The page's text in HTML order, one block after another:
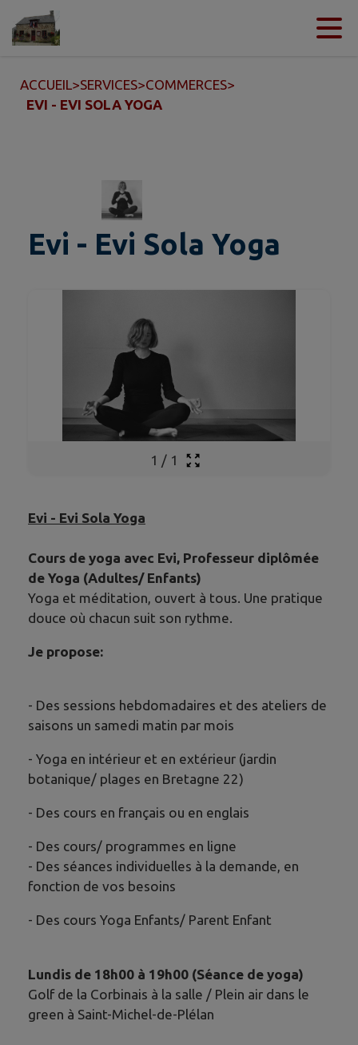
Contenu
ACCUEIL>SERVICES>COMMERCES>
EVI - EVI SOLA YOGA
Evi - Evi Sola Yoga
1 / 1
Evi - Evi Sola Yoga
Cours de yoga avec Evi, Professeur diplômée
de Yoga (Adultes/ Enfants)
Yoga et méditation, ouvert à tous. Une pratique
douce où chacun suit son rythme.
Je propose:
- Des sessions hebdomadaires et des ateliers de
saisons un samedi matin par mois
- Yoga en intérieur et en extérieur (jardin
botanique/ plages en Bretagne 22)
- Des cours en français ou en englais
- Des cours/ programmes en ligne
- Des séances individuelles à la demande, en
fonction de vos besoins
- Des cours Yoga Enfants/ Parent Enfant
Lundis de 18h00 à 19h00 (Séance de yoga)
Golf de la Corbinais à la salle / Plein air dans le
green à Saint-Michel-de-Plélan